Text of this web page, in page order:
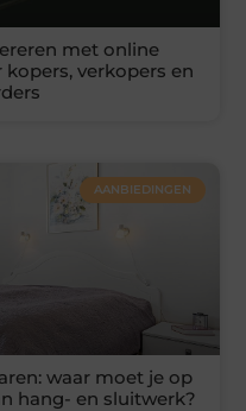
met online
verkopers en
AANBIEDINGEN
waar moet je op
hang- en sluitwerk?